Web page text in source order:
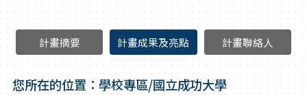
計畫摘要 計畫成果及亮點 計畫聯絡人
您所在的位置：學校專區/國立成功大學